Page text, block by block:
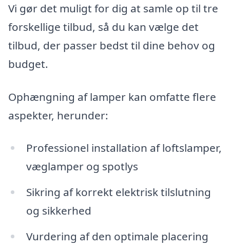
Vi gør det muligt for dig at samle op til tre
forskellige tilbud, så du kan vælge det
tilbud, der passer bedst til dine behov og
budget.
Ophængning af lamper kan omfatte flere
aspekter, herunder:
Professionel installation af loftslamper,
væglamper og spotlys
Sikring af korrekt elektrisk tilslutning
og sikkerhed
Vurdering af den optimale placering